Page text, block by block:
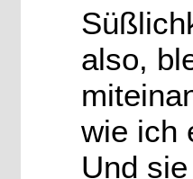
also,
wie ich
Und